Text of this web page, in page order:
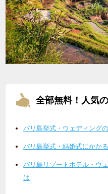
全部無料！人気
バリ島挙式・ウェディング
バリ島挙式・結婚式にかか
バリ島リゾートホテル・ウ
は